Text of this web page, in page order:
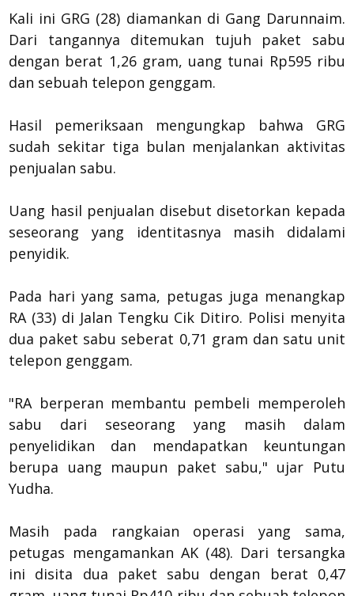
Kali ini GRG (28) diamankan di Gang Darunnaim.
Dari tangannya ditemukan tujuh paket sabu
dengan berat 1,26 gram, uang tunai Rp595 ribu
dan sebuah telepon genggam.
Hasil pemeriksaan mengungkap bahwa GRG
sudah sekitar tiga bulan menjalankan aktivitas
penjualan sabu.
Uang hasil penjualan disebut disetorkan kepada
seseorang yang identitasnya masih didalami
penyidik.
Pada hari yang sama, petugas juga menangkap
RA (33) di Jalan Tengku Cik Ditiro. Polisi menyita
dua paket sabu seberat 0,71 gram dan satu unit
telepon genggam.
"RA berperan membantu pembeli memperoleh
sabu dari seseorang yang masih dalam
penyelidikan dan mendapatkan keuntungan
berupa uang maupun paket sabu," ujar Putu
Yudha.
Masih pada rangkaian operasi yang sama,
petugas mengamankan AK (48). Dari tersangka
ini disita dua paket sabu dengan berat 0,47